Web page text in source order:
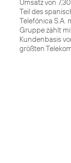
Umsatz von
Teil des
Telefónica S.A.
Gruppe zählt
Kundenbasis
größten